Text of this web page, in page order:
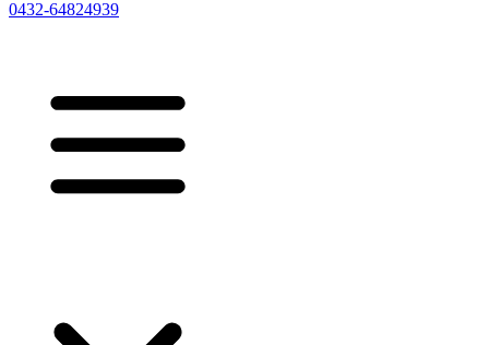
0432-64824939